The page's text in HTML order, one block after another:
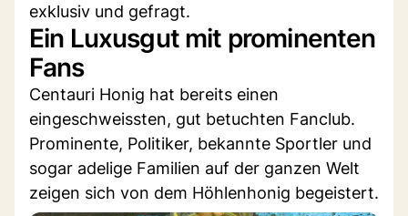
exklusiv und gefragt.
Ein Luxusgut mit prominenten
Fans
Centauri Honig hat bereits einen
eingeschweissten, gut betuchten Fanclub.
Prominente, Politiker, bekannte Sportler und
sogar adelige Familien auf der ganzen Welt
zeigen sich von dem Höhlenhonig begeistert.